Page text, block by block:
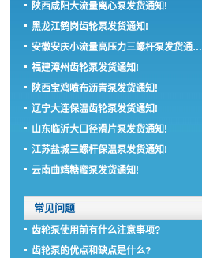
陕西咸阳大流量离心泵发货通知!
黑龙江鹤岗齿轮泵发货通知!
安徽安庆小流量高压力三螺杆泵发货通…
福建漳州齿轮泵发货通知!
陕西宝鸡喷布沥青泵发货通知!
辽宁大连保温齿轮泵发货通知!
山东临沂大口径滑片泵发货通知!
江苏盐城三螺杆保温泵发货通知!
云南曲靖糖蜜泵发货通知!
常见问题
齿轮泵使用前有什么注意事项?
齿轮泵的优点和缺点是什么?